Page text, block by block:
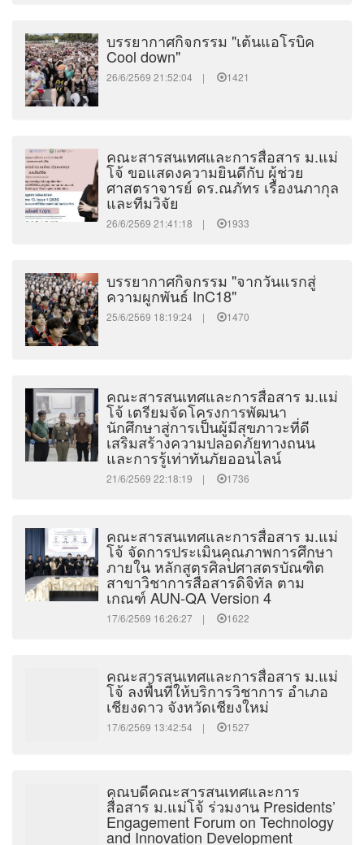
บรรยากาศกิจกรรม "เต้นแอโรบิค
Cool down"
26/6/2569 21:52:04 | 1421
คณะสารสนเทศและการสื่อสาร ม.แม่
โจ้ ขอแสดงความยินดีกับ ผู้ช่วย
ศาสตราจารย์ ดร.ณภัทร เรืองนภากุล
และทีมวิจัย
26/6/2569 21:41:18 | 1933
บรรยากาศกิจกรรม "จากวันแรกสู่
ความผูกพันธ์ InC18"
25/6/2569 18:19:24 | 1470
คณะสารสนเทศและการสื่อสาร ม.แม่
โจ้ เตรียมจัดโครงการพัฒนา
นักศึกษาสู่การเป็นผู้มีสุขภาวะที่ดี
เสริมสร้างความปลอดภัยทางถนน
และการรู้เท่าทันภัยออนไลน์
21/6/2569 22:18:19 | 1736
คณะสารสนเทศและการสื่อสาร ม.แม่
โจ้ จัดการประเมินคุณภาพการศึกษา
ภายใน หลักสูตรศิลปศาสตรบัณฑิต
สาขาวิชาการสื่อสารดิจิทัล ตาม
เกณฑ์ AUN-QA Version 4
17/6/2569 16:26:27 | 1622
คณะสารสนเทศและการสื่อสาร ม.แม่
โจ้ ลงพื้นที่ให้บริการวิชาการ อำเภอ
เชียงดาว จังหวัดเชียงใหม่
17/6/2569 13:42:54 | 1527
คณบดีคณะสารสนเทศและการ
สื่อสาร ม.แม่โจ้ ร่วมงาน Presidents’
Engagement Forum on Technology
and Innovation Development